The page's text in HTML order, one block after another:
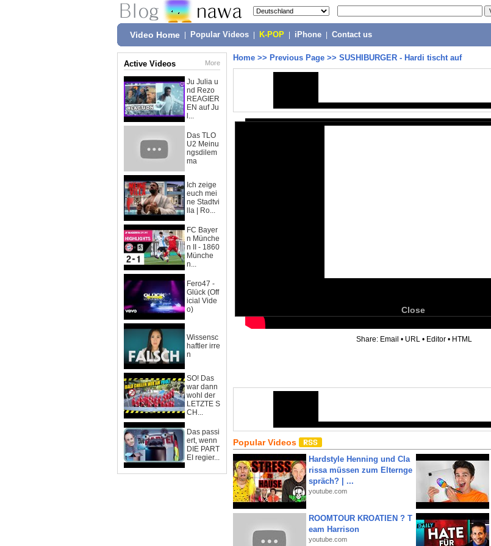
Video Home Popular Videos K-POP iPhone Contact us
Active Videos More
Ju Julia u
nd Rezo
REAGIER
EN auf Ju
l...
Das TLO
U2 Meinu
ngsdilem
ma
Ich zeige
euch mei
ne Stadtvi
lla | Ro...
FC Bayer
n Münche
n II - 1860
Münche
n...
Fero47 -
Glück (Off
icial Vide
o)
Wissensc
haftler irre
n
SO! Das
war dann
wohl der
LETZTE S
CH...
Das passi
ert, wenn
DIE PART
EI regier...
Home >> Previous Page >> SUSHIBURGER - Hardi tischt auf
Close
Share: Email • URL • Editor • HTML
Popular Videos
Hardstyle Henning und Cla
rissa müssen zum Elternge
spräch? | ...
youtube.com
ROOMTOUR KROATIEN ? T
eam Harrison
youtube.com